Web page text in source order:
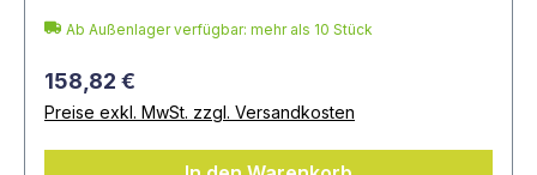
Ab Außenlager verfügbar: mehr als 10 Stück
158,82 €
Preise exkl. MwSt. zzgl. Versandkosten